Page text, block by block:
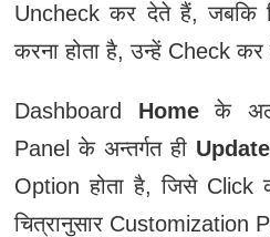
Uncheck कर देते हैं, जबकि
करना होता है, उन्हें Check कर
Dashboard Homeके
Panel के अन्तर्गत ही Update
Option होता है, जिसे Click
चित्रानुसार Customization